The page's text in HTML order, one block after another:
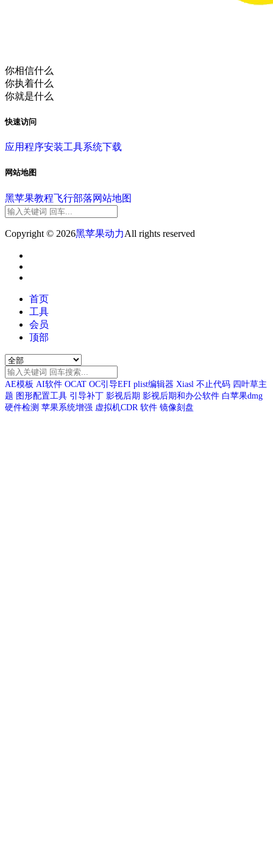
你相信什么
你执着什么
你就是什么
快速访问
应用程序安装工具系统下载
网站地图
黑苹果教程飞行部落网站地图
Copyright © 2026黑苹果动力All rights reserved
首页
工具
会员
顶部
AE模板 AI软件 OCAT OC引导EFI plist编辑器 Xiasl 不止代码 四叶草主
题 图形配置工具 引导补丁 影视后期 影视后期和办公软件 白苹果dmg
硬件检测 苹果系统增强 虚拟机CDR 软件 镜像刻盘